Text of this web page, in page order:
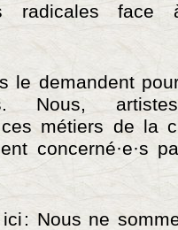
radicales face
le demandent
Nous, artistes,
ces métiers de la
concerné·e·s
: Nous ne